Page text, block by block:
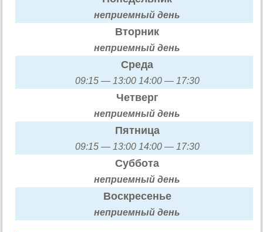
неприемный день
Вторник
неприемный день
Среда
09:15 — 13:00 14:00 — 17:30
Четверг
неприемный день
Пятница
09:15 — 13:00 14:00 — 17:30
Суббота
неприемный день
Воскресенье
неприемный день